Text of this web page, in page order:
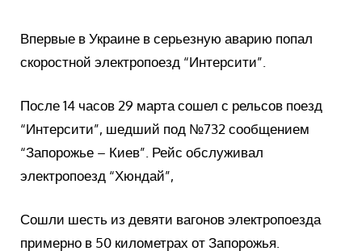
Впервые в Украине в серьезную аварию попал
скоростной электропоезд “Интерсити”.
После 14 часов 29 марта сошел с рельсов поезд
“Интерсити”, шедший под №732 сообщением
“Запорожье – Киев”. Рейс обслуживал
электропоезд “Хюндай”,
Сошли шесть из девяти вагонов электропоезда
примерно в 50 километрах от Запорожья.